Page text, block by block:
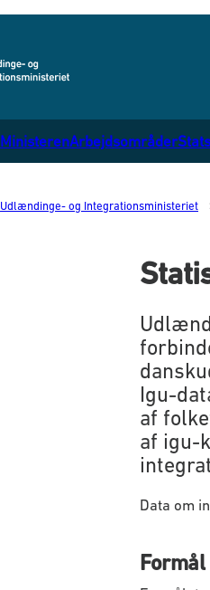
MinisterenArbejdsområder
Udlændinge- og Integrationsministeriet
Igu-
af
af igu-
Data om